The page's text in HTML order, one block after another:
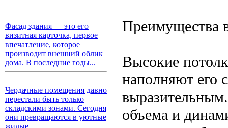
Фасад здания — это его
визитная карточка, первое
впечатление, которое
производит внешний облик
дома. В последние годы...
Чердачные помещения давно
перестали быть только
складскими зонами. Сегодня
они превращаются в уютные
жилые...
Преимущества
Высокие
наполняют его
объема и